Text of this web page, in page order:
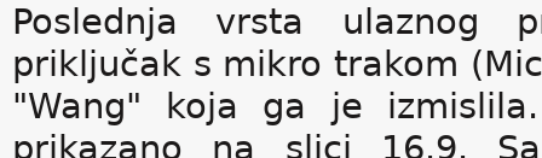
Poslednja vrsta ulaznog
priključak s mikro trakom
"Wang" koja ga je
prikazano na slici 16.9.